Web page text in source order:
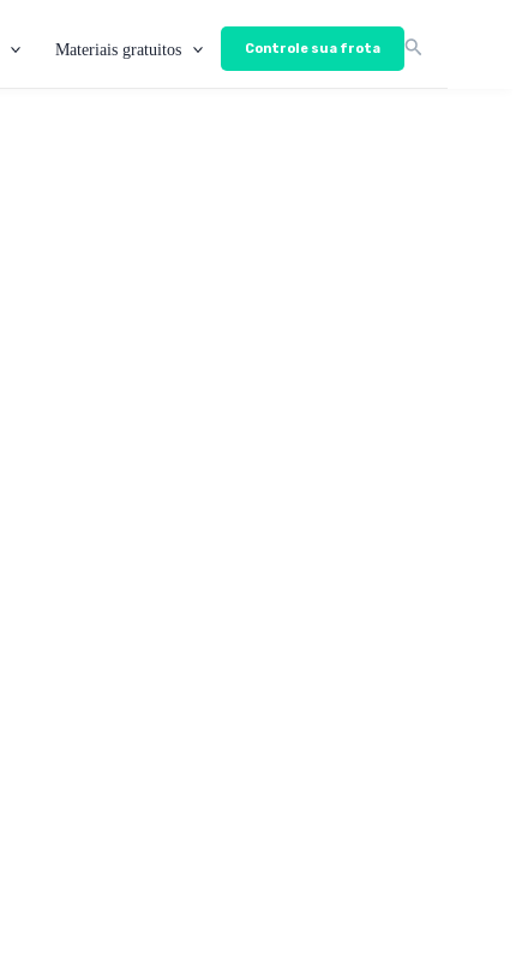
Materiais gratuitos Controle sua frota